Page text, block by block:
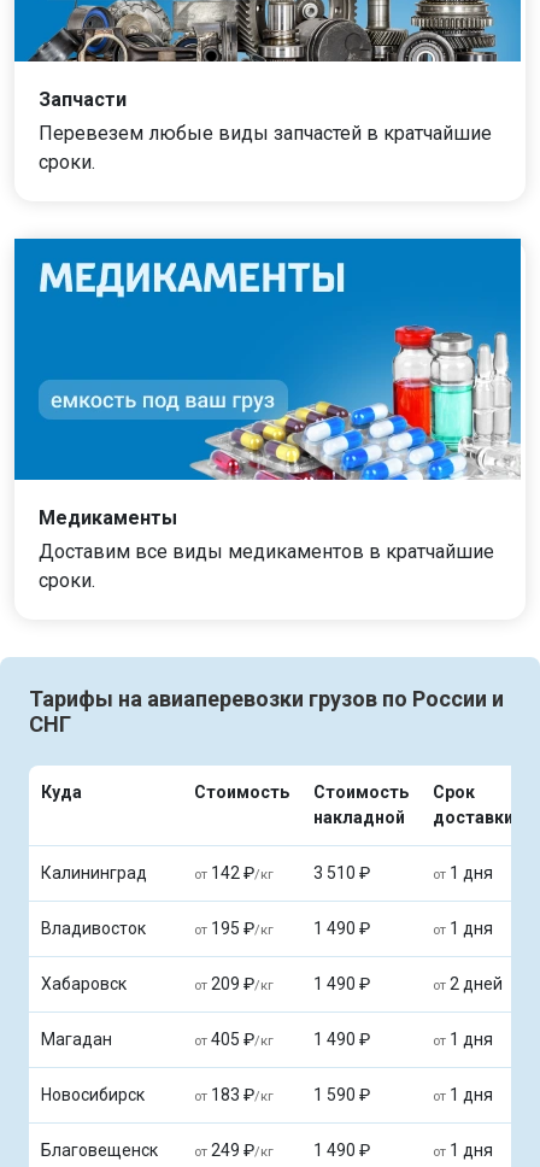
Запчасти
Перевезем любые виды запчастей в кратчайшие
сроки.
Медикаменты
Доставим все виды медикаментов в кратчайшие
сроки.
Тарифы на авиаперевозки грузов по России и
СНГ
Куда Стоимость
Стоимость
накладной
Срок
доставки
Калининград от 142 ₽/кг 3 510 ₽ от 1 дня
Владивосток от 195 ₽/кг 1 490 ₽ от 1 дня
Хабаровск от 209 ₽/кг 1 490 ₽ от 2 дней
Магадан от 405 ₽/кг 1 490 ₽ от 1 дня
Новосибирск от 183 ₽/кг 1 590 ₽ от 1 дня
Благовещенск от 249 ₽/кг 1 490 ₽ от 1 дня